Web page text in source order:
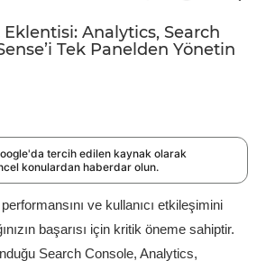
Analytics, Search
Tek Panelden Yönetin
tercih edilen kaynak olarak
konulardan haberdar olun.
ve kullanıcı etkileşimini
başarısı için kritik öneme sahiptir.
Search Console, Analytics,